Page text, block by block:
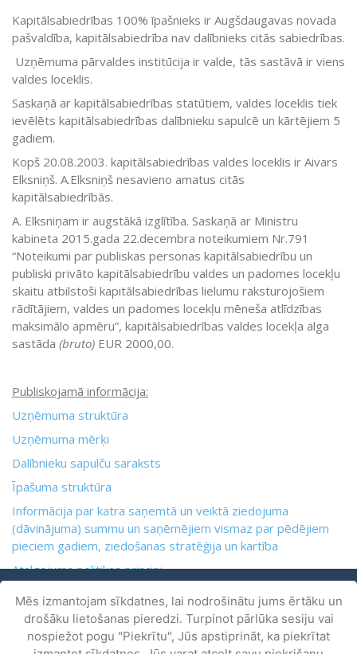
Kapitālsabiedrības 100% īpašnieks ir Augšdaugavas novada
pašvaldība, kapitālsabiedrība nav dalībnieks citās sabiedrības.
Uzņēmuma pārvaldes institūcija ir valde, tās sastāvā ir viens
valdes loceklis.
Saskaņā ar kapitālsabiedrības statūtiem, valdes loceklis tiek
ievēlēts kapitālsabiedrības dalībnieku sapulcē un kārtējiem 5
gadiem.
Kopš 20.08.2003. kapitālsabiedrības valdes loceklis ir Aivars
Elksniņš. A.Elksniņš nesavieno amatus citās
kapitālsabiedrībās.
A. Elksniņam ir augstākā izglītība. Saskaņā ar Ministru
kabineta 2015.gada 22.decembra noteikumiem Nr.791
“Noteikumi par publiskas personas kapitālsabiedrību un
publiski privāto kapitālsabiedrību valdes un padomes locekļu
skaitu atbilstoši kapitālsabiedrības lielumu raksturojošiem
rādītājiem, valdes un padomes locekļu mēneša atlīdzības
maksimālo apmēru”, kapitālsabiedrības valdes locekļa alga
sastāda (bruto) EUR 2000,00.
Publiskojamā informācija:
Uzņēmuma struktūra
Uzņēmuma mērķi
Dalībnieku sapulču saraksts
Īpašuma struktūra
Informācija par katra saņemtā un veiktā ziedojuma
(dāvinājuma) summu un saņēmējiem vismaz par pēdējiem
pieciem gadiem, ziedošanas stratēģija un kartība
Atalgojuma politikas principi
Kapitālsabiedrības Statūti
(aktualizēts 16.02.2022.)
Mēs izmantojam sīkdatnes, lai nodrošinātu jums ērtāku un
drošāku lietošanas pieredzi. Turpinot pārlūka sesiju vai
nospiežot pogu "Piekrītu", Jūs apstiprināt, ka piekrītat